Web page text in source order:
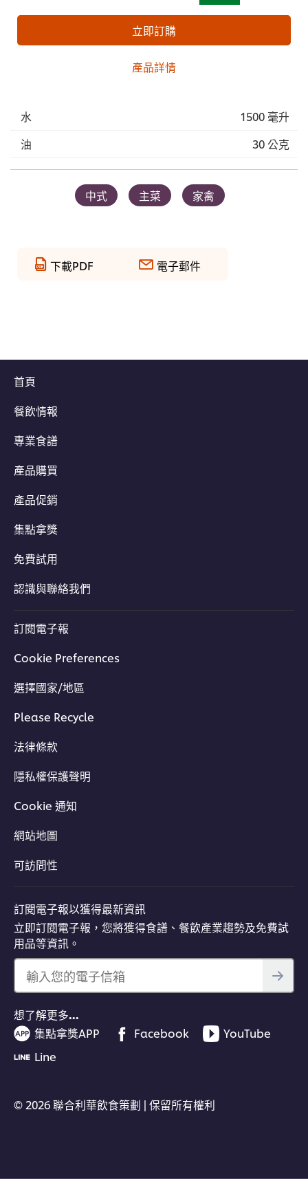
立即訂購
產品詳情
水
1500 毫升
油
30 公克
中式 主菜 家禽
下載PDF 電子郵件
首頁
餐飲情報
專業食譜
產品購買
產品促銷
集點拿獎
免費試用
認識與聯絡我們
訂閱電子報
Cookie Preferences
選擇國家/地區
Please Recycle
法律條款
隱私權保護聲明
Cookie 通知
網站地圖
可訪問性
訂閱電子報以獲得最新資訊
立即訂閱電子報，您將獲得食譜、餐飲產業趨勢及免費試
用品等資訊。
輸入您的電子信箱
想了解更多…
集點拿獎APP
Facebook
YouTube
Line
© 2026 聯合利華飲食策劃 | 保留所有權利